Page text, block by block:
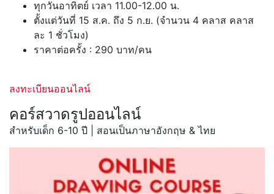
ทุกวันอาทิตย์ เวลา 11.00-12.00 น.
ตั้งแต่วันที่ 15 ส.ค. ถึง 5 ก.ย. (จำนวน 4 คลาส คลาส
ละ 1 ชั่วโมง)
ราคาต่อครั้ง : 290 บาท/คน
ลงทะเบียนออนไลน์
คอร์สวาดรูปออนไลน์
สำหรับเด็ก 6-10 ปี | สอนเป็นภาษาอังกฤษ & ไทย